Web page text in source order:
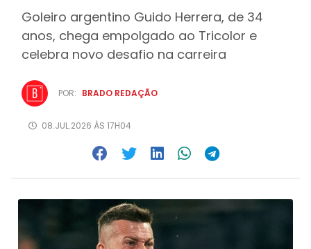
Goleiro argentino Guido Herrera, de 34
anos, chega empolgado ao Tricolor e
celebra novo desafio na carreira
POR: BRADO REDAÇÃO
08.JUL.2026 ÀS 17H04